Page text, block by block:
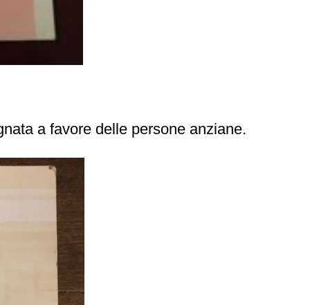
a favore delle persone anziane.